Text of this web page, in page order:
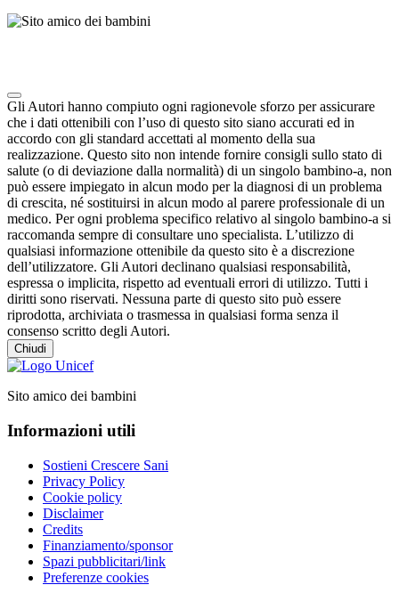
Gli Autori hanno compiuto ogni ragionevole sforzo per assicurare
che i dati ottenibili con l’uso di questo sito siano accurati ed in
accordo con gli standard accettati al momento della sua
realizzazione. Questo sito non intende fornire consigli sullo stato di
salute (o di deviazione dalla normalità) di un singolo bambino-a, non
può essere impiegato in alcun modo per la diagnosi di un problema
di crescita, né sostituirsi in alcun modo al parere professionale di un
medico. Per ogni problema specifico relativo al singolo bambino-a si
raccomanda sempre di consultare uno specialista. L’utilizzo di
qualsiasi informazione ottenibile da questo sito è a discrezione
dell’utilizzatore. Gli Autori declinano qualsiasi responsabilità,
espressa o implicita, rispetto ad eventuali errori di utilizzo. Tutti i
diritti sono riservati. Nessuna parte di questo sito può essere
riprodotta, archiviata o trasmessa in qualsiasi forma senza il
consenso scritto degli Autori.
Chiudi
Sito amico dei bambini
Informazioni utili
Sostieni Crescere Sani
Privacy Policy
Cookie policy
Disclaimer
Credits
Finanziamento/sponsor
Spazi pubblicitari/link
Preferenze cookies